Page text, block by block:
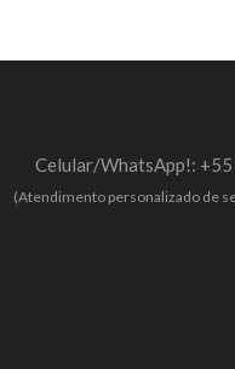
Celular/WhatsApp!: +55
(Atendimento personalizado de